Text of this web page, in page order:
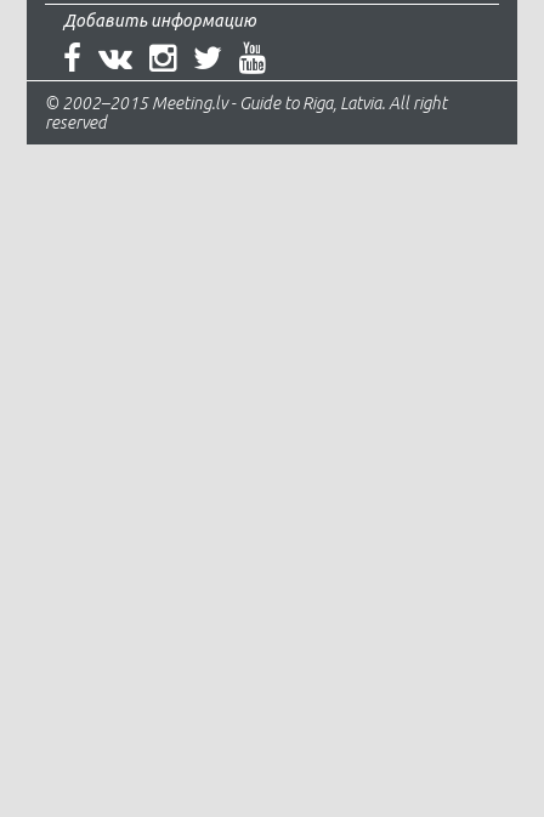
Добавить информацию
© 2002–2015 Meeting.lv - Guide to Riga, Latvia. All right
reserved